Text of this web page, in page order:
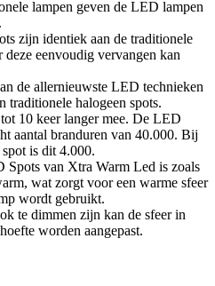
lampen geven de LED lampen
zijn identiek aan de traditionele
deze eenvoudig vervangen kan
de allernieuwste LED technieken
traditionele halogeen spots.
10 keer langer mee. De LED
aantal branduren van 40.000. Bij
is dit 4.000.
van Xtra Warm Led is zoals
wat zorgt voor een warme sfeer
wordt gebruikt.
te dimmen zijn kan de sfeer in
worden aangepast.